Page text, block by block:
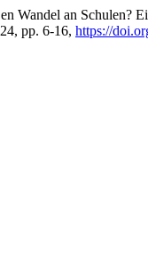
Wandel an
pp. 6-16, https://